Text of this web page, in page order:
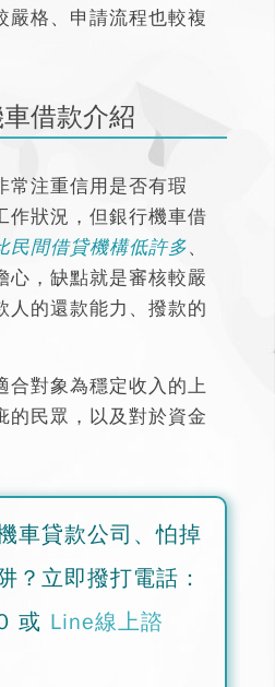
嚴格、申請流程也較複
借款介紹
常注重信用是否有瑕
作狀況，但銀行機車借
民間借貸機構低許多、
心，缺點就是審核較嚴
人的還款能力、撥款的
合對象為穩定收入的上
的民眾，以及對於資金
車貸款公司、怕掉
？ 立即撥打電話：
或 Line線上諮